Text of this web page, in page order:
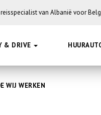
van Albanië voor
& DRIVE
WIJ WERKEN